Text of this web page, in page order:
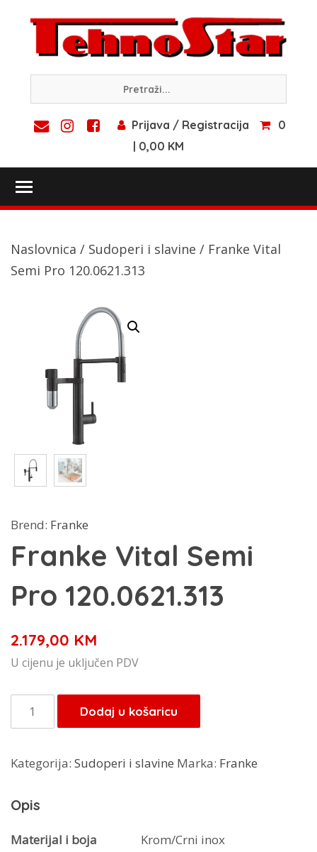
content
Prijava / Registracija
0
| 0,00 KM
Naslovnica / Sudoperi i slavine / Franke Vital
Semi Pro 120.0621.313
Brend: Franke
Franke Vital Semi
Pro 120.0621.313
2.179,00 KM
U cijenu je uključen PDV
Franke
Vital
Pro
količina
Dodaj u košaricu
Kategorija: Sudoperi i slavine Marka: Franke
Opis
Materijal i boja
Krom/Crni inox